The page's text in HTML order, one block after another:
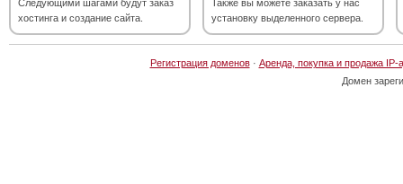
Следующими шагами будут заказ
хостинга и создание сайта.
Также вы можете заказать у нас
установку выделенного сервера.
Регистрация доменов· Аренда, покупка и продажа IP-
Домен